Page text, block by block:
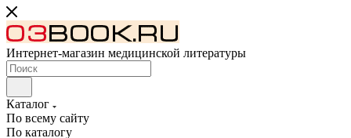
Интернет-магазин медицинской литературы
Каталог
По всему сайту
По каталогу